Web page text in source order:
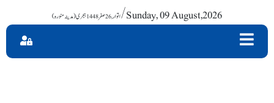
اتوار , 26 صفر 1448 ہجری (مدینہ منورہ)/ Sunday, 09 August,2026